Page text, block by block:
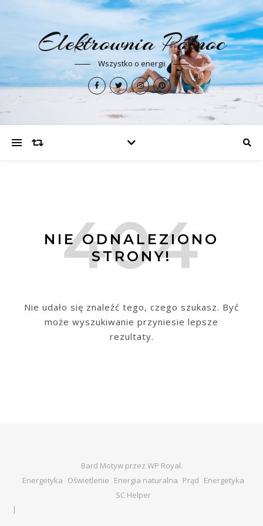
Elektrownia Północ
Wszystko o energii
NIE ODNALEZIONO
STRONY!
Nie udało się znaleźć tego, czego szukasz. Być
może wyszukiwanie przyniesie lepsze
rezultaty.
Bard Motyw przez WP Royal.
Energetyka Oświetlenie Energia naturalna Prąd Energetyka
SC Helper